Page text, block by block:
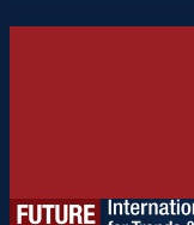
ŽÁDOST O akreditaci→
Registrace